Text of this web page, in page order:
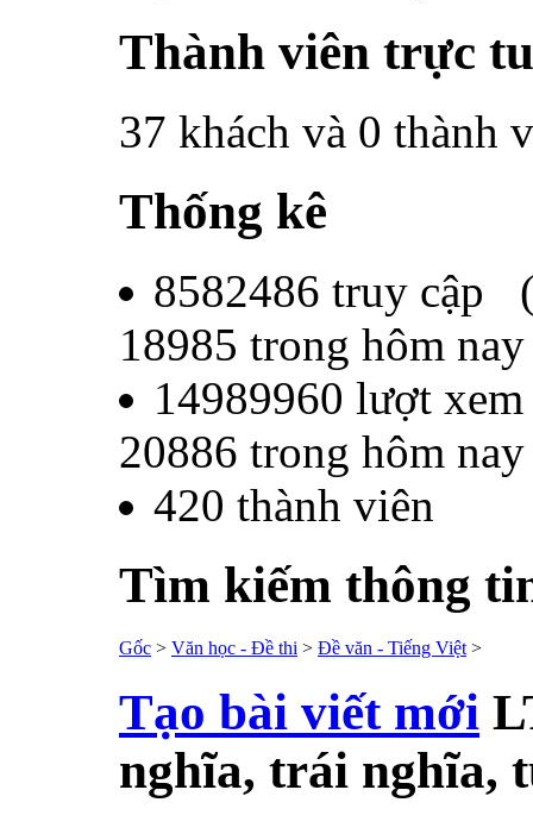
Thành viên trực
37 khách và 0 thành
Thống kê
8582486 truy cập
18985 trong hôm nay
14989960 lượt xem
20886 trong hôm nay
420 thành viên
Tìm kiếm thông
Gốc > Văn học - Đề thi > Đề văn - Tiếng Việt >
Tạo bài viết mới
nghĩa, trái nghĩa,